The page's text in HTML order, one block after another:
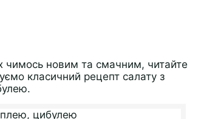
чимось новим та смачним, читайте
класичний рецепт салату з